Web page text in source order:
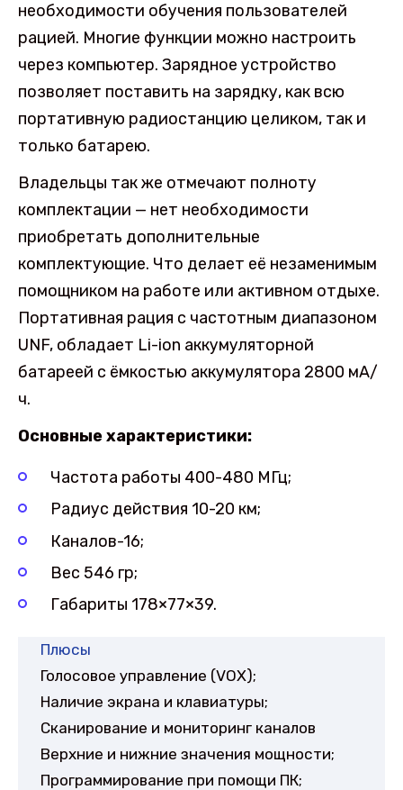
необходимости обучения пользователей
рацией. Многие функции можно настроить
через компьютер. Зарядное устройство
позволяет поставить на зарядку, как всю
портативную радиостанцию целиком, так и
только батарею.
Владельцы так же отмечают полноту
комплектации — нет необходимости
приобретать дополнительные
комплектующие. Что делает её незаменимым
помощником на работе или активном отдыхе.
Портативная рация с частотным диапазоном
UNF, обладает Li-ion аккумуляторной
батареей с ёмкостью аккумулятора 2800 мА/
ч.
Основные характеристики:
Частота работы 400-480 МГц;
Радиус действия 10-20 км;
Каналов-16;
Вес 546 гр;
Габариты 178×77×39.
Плюсы
Голосовое управление (VOX);
Наличие экрана и клавиатуры;
Сканирование и мониторинг каналов
Верхние и нижние значения мощности;
Программирование при помощи ПК;